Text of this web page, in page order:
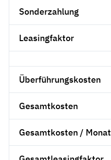
Sonderzahlung
Leasingfaktor
Überführungskosten
Gesamtkosten
Gesamtkosten / Monat